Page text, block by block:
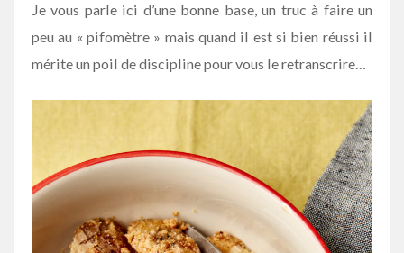
Je vous parle ici d’une bonne base, un truc à faire un
peu au « pifomètre » mais quand il est si bien réussi il
mérite un poil de discipline pour vous le retranscrire…